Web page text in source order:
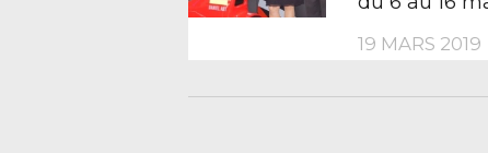
19 MARS 2019